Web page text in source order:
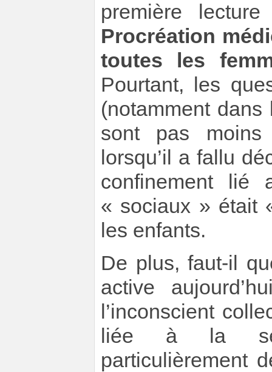
première
Procréation
toutes les
Pourtant, les
(notamment
sont pas moins
lorsqu’il a fallu
confinement lié
« sociaux » était
les enfants.
De plus, faut-il
active
l’inconscient
liée à la
particulièrement